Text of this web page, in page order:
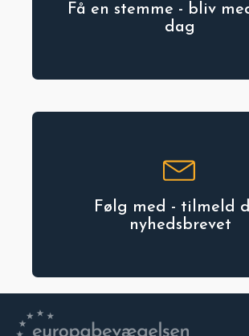
Få en stemme - bliv
dag
Følg med - tilmeld
nyhedsbrevet